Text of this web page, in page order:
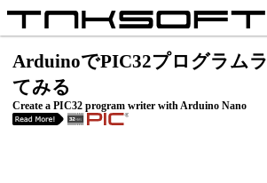
アプリ
x
Github
ArduinoでPIC32プログラム
てみる
Create a PIC32 program writer with Arduino Nano